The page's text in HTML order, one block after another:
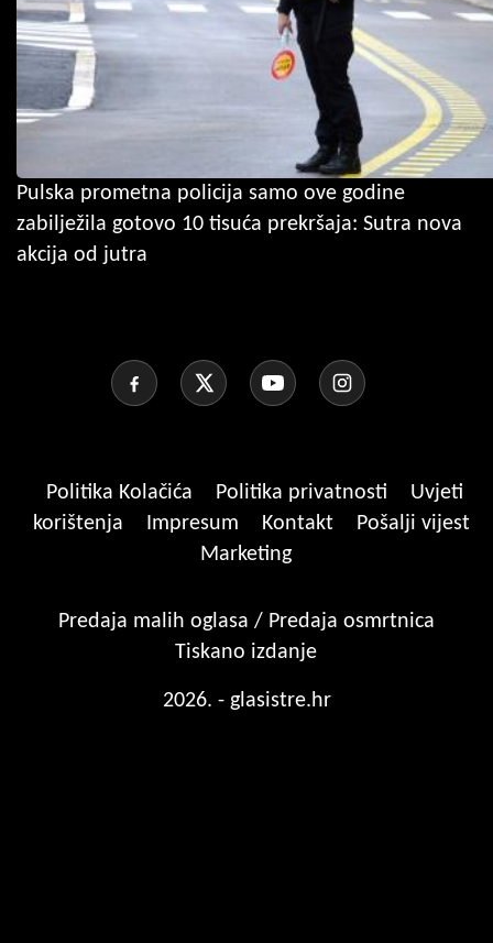
Pulska prometna policija samo ove godine
zabilježila gotovo 10 tisuća prekršaja: Sutra nova
akcija od jutra
Politika Kolačića Politika privatnosti
Uvjeti
korištenja
Impresum Kontakt
Pošalji vijest
Marketing
Predaja malih oglasa / Predaja osmrtnica
Tiskano izdanje
2026. - glasistre.hr